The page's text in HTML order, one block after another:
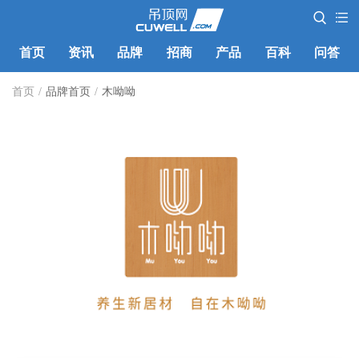
首页 资讯 品牌 招商 产品 百科 问答
首页 / 品牌首页 / 木呦呦